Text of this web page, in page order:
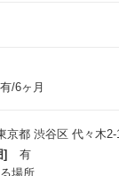
/6ヶ月
京都 渋谷区 代々木
]
有
場所